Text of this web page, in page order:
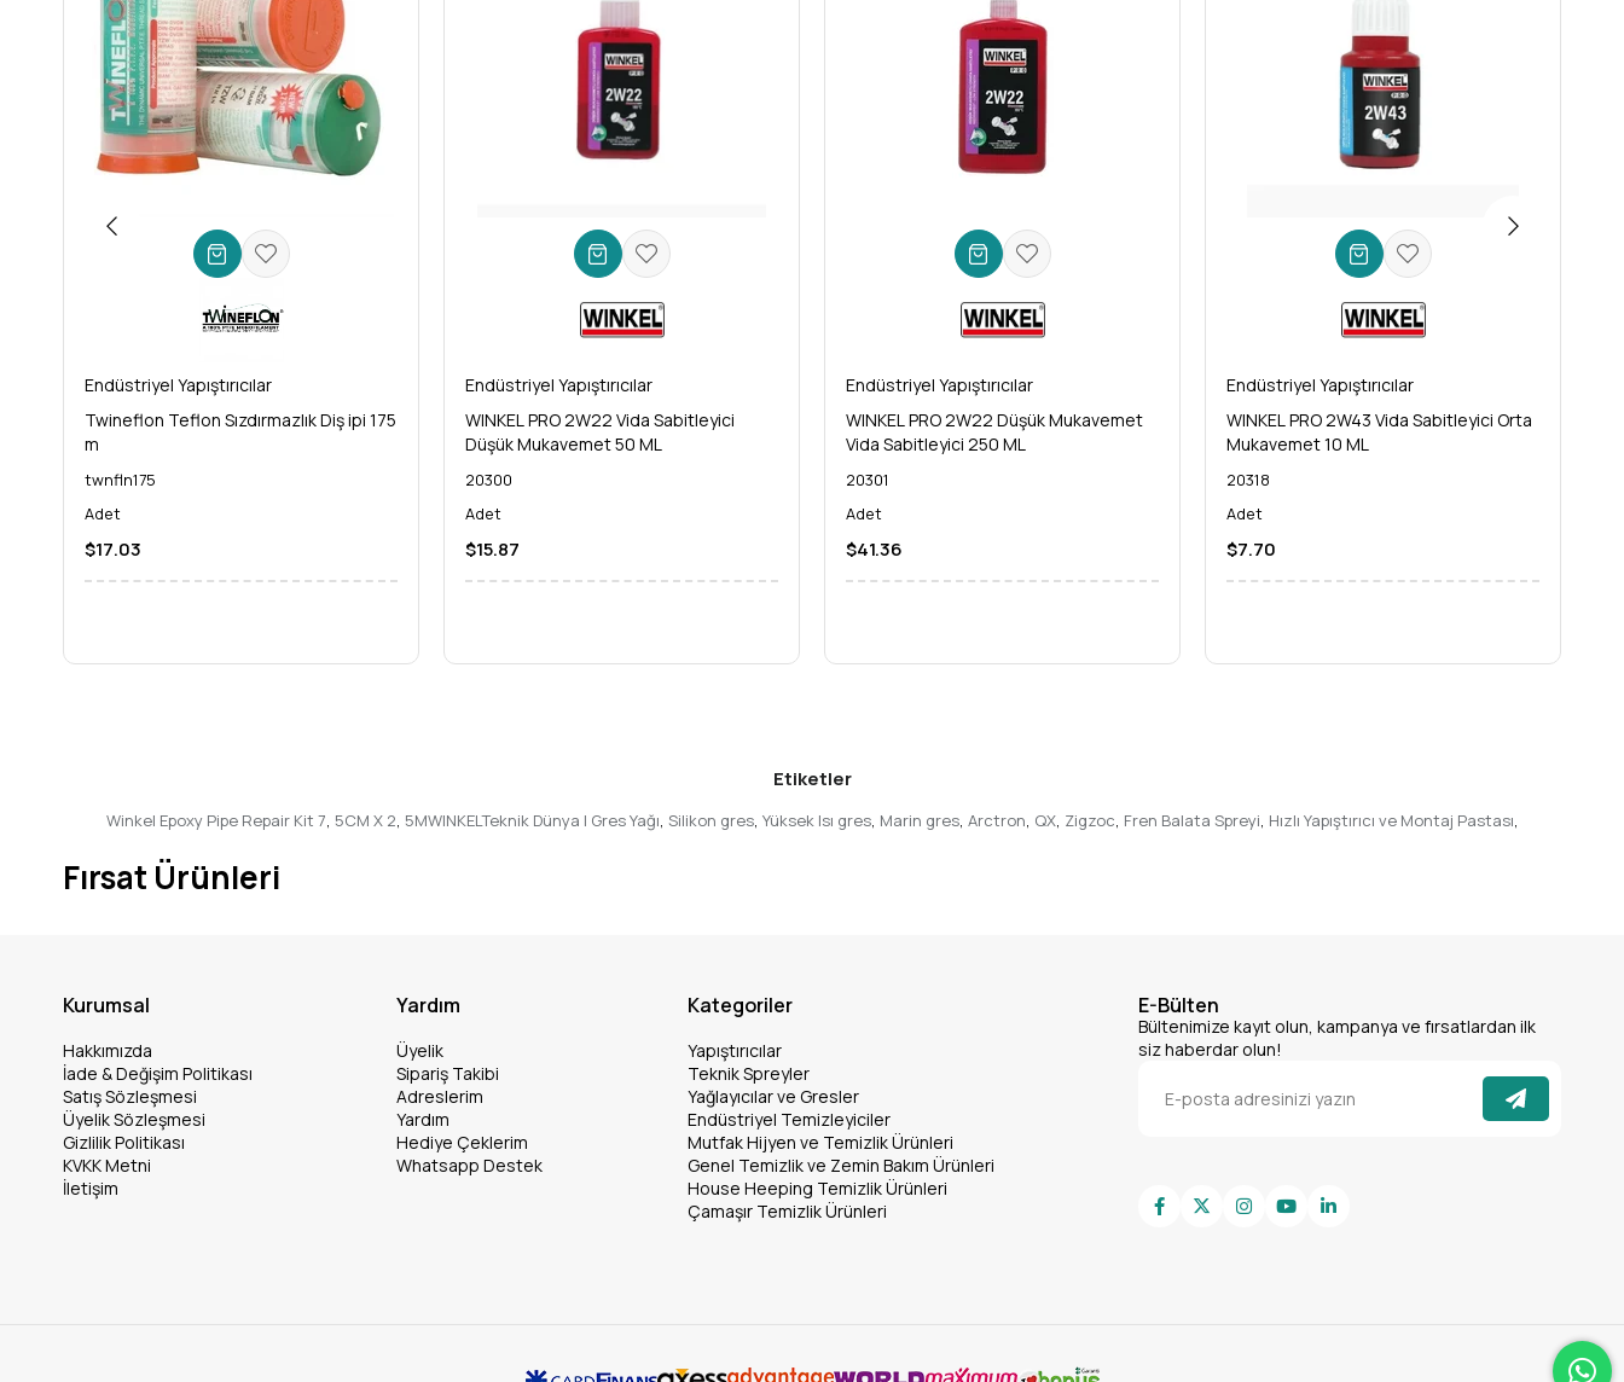
Winkel Epoxy Pipe Repair Kit ile borularınızdaki sorunları kalıcı olarak çözün ve tesisat masraflarından tasarruf edin!
Teknikdunya.com'dan Winkel Epoxy Pipe Repair Kit'i Satın Alın!
Winkel Epoxy Pipe Repair Kit'iteknikdunya.com en uygun fiyatlasatın alabilirsiniz. Hemen sipariş verin ve borularınızdaki sorunları çözmeye başlayın!
Endüstriyel Yapıştırıcılar
Twineflon Teflon Sızdırmazlık Diş ipi 175
m
twnfln175
Adet
$17.03
Endüstriyel Yapıştırıcılar
WINKEL PRO 2W22 Vida Sabitleyici
Düşük Mukavemet 50 ML
20300
Adet
$15.87
Endüstriyel Yapıştırıcılar
WINKEL PRO 2W22 Düşük Mukavemet
Vida Sabitleyici 250 ML
20301
Adet
$41.36
Endüstriyel Yapıştırıcılar
WINKEL PRO 2W43 Vida Sabitleyici Orta
Mukavemet 10 ML
20318
Adet
$7.70
Etiketler
Winkel Epoxy Pipe Repair Kit 7, 5CM X 2, 5MWINKELTeknik Dünya | Gres Yağı, Silikon gres, Yüksek Isı gres, Marin gres, Arctron, QX, Zigzoc, Fren Balata Spreyi, Hızlı Yapıştırıcı ve Montaj Pastası,
Fırsat Ürünleri
Kurumsal
Hakkımızda
İade & Değişim Politikası
Satış Sözleşmesi
Üyelik Sözleşmesi
Gizlilik Politikası
KVKK Metni
İletişim
Yardım
Üyelik
Sipariş Takibi
Adreslerim
Yardım
Hediye Çeklerim
Whatsapp Destek
Kategoriler
Yapıştırıcılar
Teknik Spreyler
Yağlayıcılar ve Gresler
Endüstriyel Temizleyiciler
Mutfak Hijyen ve Temizlik Ürünleri
Genel Temizlik ve Zemin Bakım Ürünleri
House Heeping Temizlik Ürünleri
Çamaşır Temizlik Ürünleri
E-Bülten
Bültenimize kayıt olun, kampanya ve fırsatlardan ilk
siz haberdar olun!